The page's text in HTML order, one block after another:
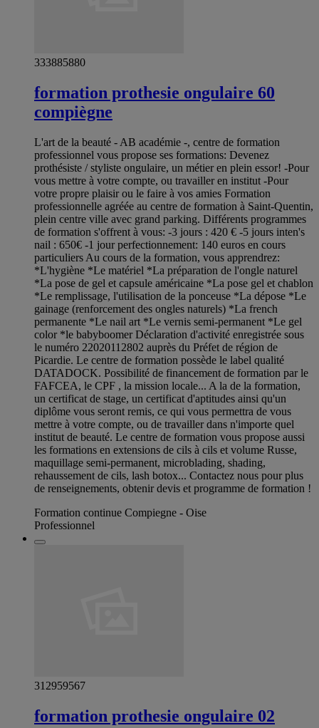
333885880
formation prothesie ongulaire 60
compiègne
L'art de la beauté - AB académie -, centre de formation
professionnel vous propose ses formations: Devenez
prothésiste / styliste ongulaire, un métier en plein essor! -Pour
vous mettre à votre compte, ou travailler en institut -Pour
votre propre plaisir ou le faire à vos amies Formation
professionnelle agréée au centre de formation à Saint-Quentin,
plein centre ville avec grand parking. Différents programmes
de formation s'offrent à vous: -3 jours : 420 € -5 jours inten's
nail : 650€ -1 jour perfectionnement: 140 euros en cours
particuliers Au cours de la formation, vous apprendrez:
*L'hygiène *Le matériel *La préparation de l'ongle naturel
*La pose de gel et capsule américaine *La pose gel et chablon
*Le remplissage, l'utilisation de la ponceuse *La dépose *Le
gainage (renforcement des ongles naturels) *La french
permanente *Le nail art *Le vernis semi-permanent *Le gel
color *le babyboomer Déclaration d'activité enregistrée sous
le numéro 22020112802 auprès du Préfet de région de
Picardie. Le centre de formation possède le label qualité
DATADOCK. Possibilité de financement de formation par le
FAFCEA, le CPF , la mission locale... A la de la formation,
un certificat de stage, un certificat d'aptitudes ainsi qu'un
diplôme vous seront remis, ce qui vous permettra de vous
mettre à votre compte, ou de travailler dans n'importe quel
institut de beauté. Le centre de formation vous propose aussi
les formations en extensions de cils à cils et volume Russe,
maquillage semi-permanent, microblading, shading,
rehaussement de cils, lash botox... Contactez nous pour plus
de renseignements, obtenir devis et programme de formation !
Formation continue Compiegne - Oise
Professionnel
312959567
formation prothesie ongulaire 02